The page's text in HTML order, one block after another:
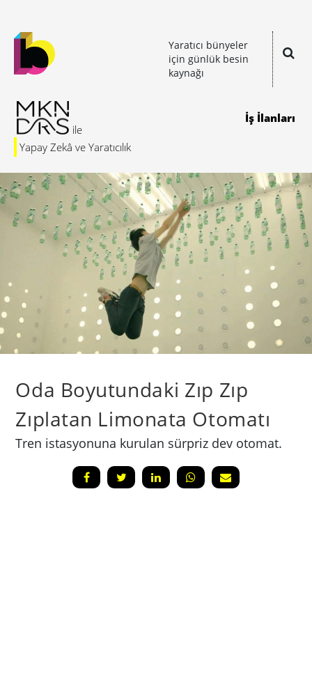
Yaratıcı bünyeler
için günlük besin
kaynağı
Yapay Zekâ ve Yaratıcılık
İş İlanları
Oda Boyutundaki Zıp Zıp
Zıplatan Limonata Otomatı
Tren istasyonuna kurulan sürpriz dev otomat.